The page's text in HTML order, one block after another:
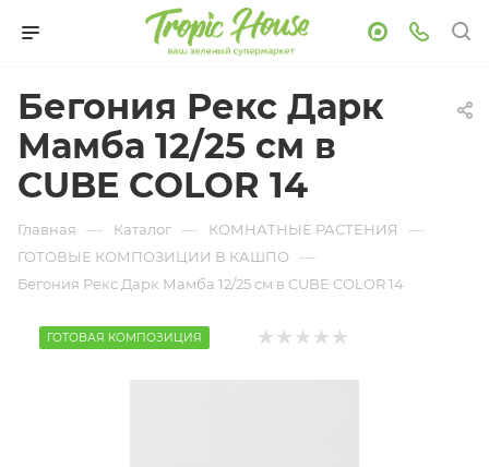
Бегония Рекс Дарк
Мамба 12/25 см в
CUBE COLOR 14
Главная — Каталог — КОМНАТНЫЕ РАСТЕНИЯ —
ГОТОВЫЕ КОМПОЗИЦИИ В КАШПО —
Бегония Рекс Дарк Мамба 12/25 см в CUBE COLOR 14
ГОТОВАЯ КОМПОЗИЦИЯ